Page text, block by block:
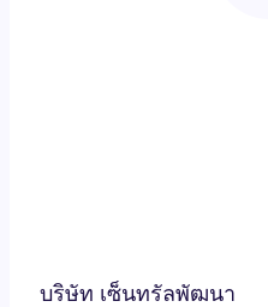
บริษัท เซ็นทรัลพัฒนา